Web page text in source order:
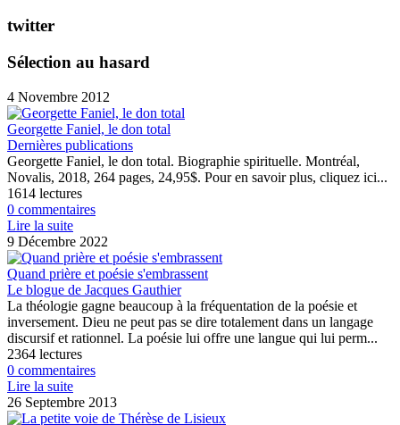
twitter
Sélection au hasard
4 Novembre 2012
Georgette Faniel, le don total
Dernières publications
Georgette Faniel, le don total. Biographie spirituelle. Montréal,
Novalis, 2018, 264 pages, 24,95$. Pour en savoir plus, cliquez ici...
1614 lectures
0 commentaires
Lire la suite
9 Décembre 2022
Quand prière et poésie s'embrassent
Le blogue de Jacques Gauthier
La théologie gagne beaucoup à la fréquentation de la poésie et
inversement. Dieu ne peut pas se dire totalement dans un langage
discursif et rationnel. La poésie lui offre une langue qui lui perm...
2364 lectures
0 commentaires
Lire la suite
26 Septembre 2013